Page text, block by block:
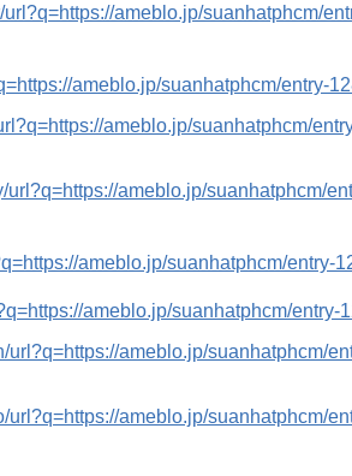
url?q=https://ameblo.jp/suanhatphcm/
ameblo.jp/suanhatphcm/entry-
ameblo.jp/suanhatphcm/
url?q=https://ameblo.jp/suanhatphcm/
ameblo.jp/suanhatphcm/entry-
ameblo.jp/suanhatphcm/entry-
url?q=https://ameblo.jp/suanhatphcm/
url?q=https://ameblo.jp/suanhatphcm/